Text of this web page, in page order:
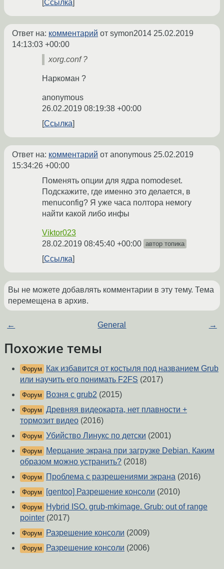
Ссылка
Ответ на: комментарий от symon2014 25.02.2019
14:13:03 +00:00
xorg.conf ?
Наркоман ?
anonymous
26.02.2019 08:19:38 +00:00
Ссылка
Ответ на: комментарий от anonymous 25.02.2019
15:34:26 +00:00
Поменять опции для ядра nomodeset.
Подскажите, где именно это делается, в
menuconfig? Я уже часа полтора немогу
найти какой либо инфы
Viktor023
28.02.2019 08:45:40 +00:00 автор топика
Ссылка
Вы не можете добавлять комментарии в эту тему. Тема
перемещена в архив.
← General →
Похожие темы
Форум
Как избавится от костыля под названием Grub
или научить его понимать F2FS (2017)
Форум Возня с grub2 (2015)
Форум Древняя видеокарта, нет плавности +
тормозит видео (2016)
Форум Убийство Линукс по детски (2001)
Форум
Мерцание экрана при загрузке Debian. Каким
образом можно устранить? (2018)
Форум Проблема с разрешениями экрана (2016)
Форум [gentoo] Разрешение консоли (2010)
Форум
Hybrid ISO. grub-mkimage. Grub: out of range
pointer (2017)
Форум Разрешение консоли (2009)
Форум Разрешение консоли (2006)